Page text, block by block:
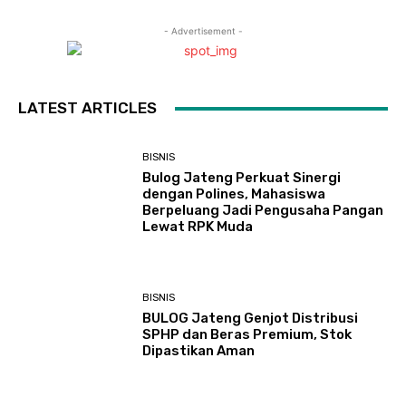
- Advertisement -
LATEST ARTICLES
BISNIS
Bulog Jateng Perkuat Sinergi
dengan Polines, Mahasiswa
Berpeluang Jadi Pengusaha Pangan
Lewat RPK Muda
BISNIS
BULOG Jateng Genjot Distribusi
SPHP dan Beras Premium, Stok
Dipastikan Aman